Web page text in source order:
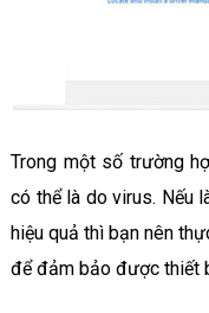
Trong một số trường
có thể là do virus. Nếu
hiệu quả thì bạn nên
để đảm bảo được thiết